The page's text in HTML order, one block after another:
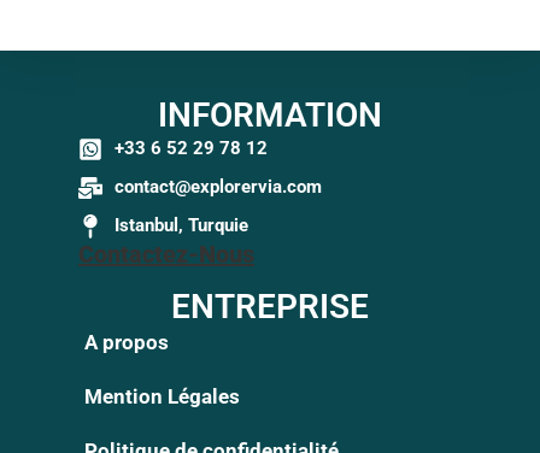
INFORMATION
+33 6 52 29 78 12
contact@explorervia.com
Istanbul, Turquie
Contactez-Nous
ENTREPRISE
A propos
Mention Légales